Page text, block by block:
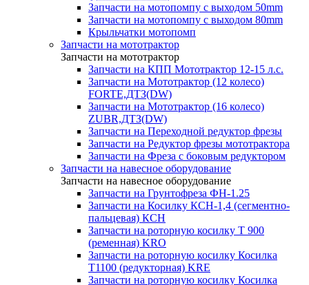
Запчасти на мотопомпу с выходом 50mm
Запчасти на мотопомпу с выходом 80mm
Крыльчатки мотопомп
Запчасти на мототрактор
Запчасти на мототрактор
Запчасти на КПП Мототрактор 12-15 л.с.
Запчасти на Мототрактор (12 колесо)
FORTE,ДТЗ(DW)
Запчасти на Мототрактор (16 колесо)
ZUBR,ДТЗ(DW)
Запчасти на Переходной редуктор фрезы
Запчасти на Редуктор фрезы мототрактора
Запчасти на Фреза с боковым редуктором
Запчасти на навесное оборудование
Запчасти на навесное оборудование
Запчасти на Грунтофреза ФН-1.25
Запчасти на Косилку КСН-1,4 (сегментно-
пальцевая) КСН
Запчасти на роторную косилку T 900
(ременная) KRO
Запчасти на роторную косилку Косилка
T1100 (редукторная) KRE
Запчасти на роторную косилку Косилка